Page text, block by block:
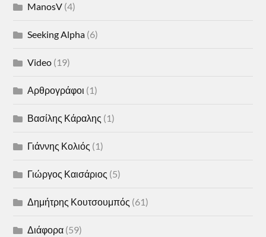
ManosV (4)
Seeking Alpha (6)
Video (19)
Αρθρογράφοι (1)
Βασίλης Κάραλης (1)
Γιάννης Κολιός (1)
Γιώργος Καισάριος (5)
Δημήτρης Κουτσουμπός (61)
Διάφορα (59)